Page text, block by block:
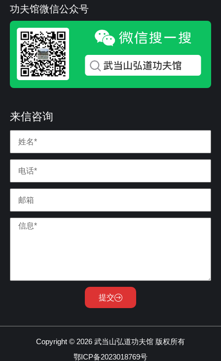
功夫馆微信公众号
来信咨询
提交
Copyright © 2026 武当山弘道功夫馆 版权所有
鄂ICP备2023018769号